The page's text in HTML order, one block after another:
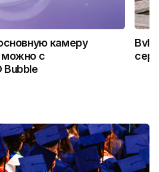
камеру
можно с
Bubble